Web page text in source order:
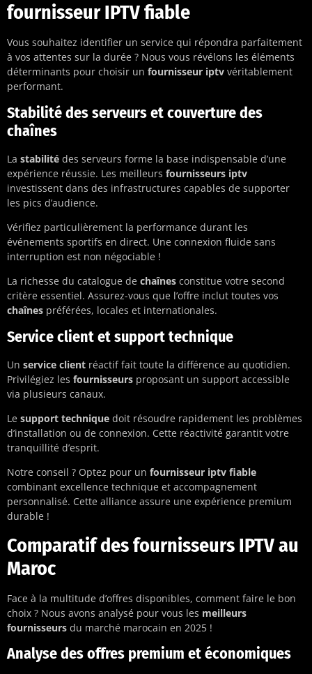
fournisseur IPTV fiable
Vous souhaitez identifier un service qui répondra parfaitement
à vos attentes sur la durée ? Nous vous révélons les éléments
déterminants pour choisir un fournisseur iptv véritablement
performant.
Stabilité des serveurs et couverture des
chaînes
La stabilité des serveurs forme la base indispensable d’une
expérience réussie. Les meilleurs fournisseurs iptv
investissent dans des infrastructures capables de supporter
les pics d’audience.
Vérifiez particulièrement la performance durant les
événements sportifs en direct. Une connexion fluide sans
interruption est non négociable !
La richesse du catalogue de chaînes constitue votre second
critère essentiel. Assurez-vous que l’offre inclut toutes vos
chaînes préférées, locales et internationales.
Service client et support technique
Un service client réactif fait toute la différence au quotidien.
Privilégiez les fournisseurs proposant un support accessible
via plusieurs canaux.
Le support technique doit résoudre rapidement les problèmes
d’installation ou de connexion. Cette réactivité garantit votre
tranquillité d’esprit.
Notre conseil ? Optez pour un fournisseur iptv fiable
combinant excellence technique et accompagnement
personnalisé. Cette alliance assure une expérience premium
durable !
Comparatif des fournisseurs IPTV au
Maroc
Face à la multitude d’offres disponibles, comment faire le bon
choix ? Nous avons analysé pour vous les meilleurs
fournisseurs du marché marocain en 2025 !
Analyse des offres premium et économiques